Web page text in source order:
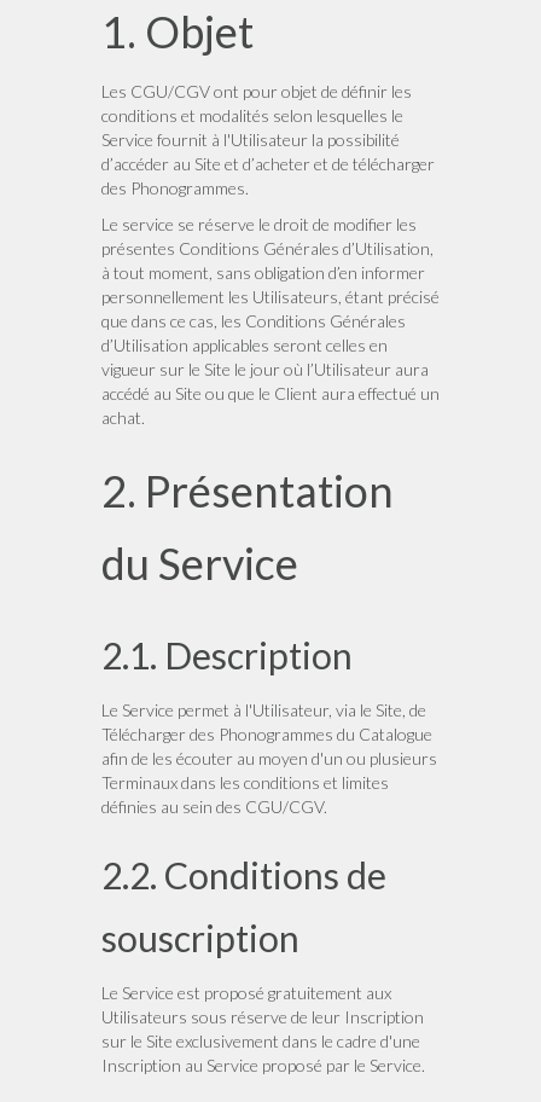
1. Objet
Les CGU/CGV ont pour objet de définir les
conditions et modalités selon lesquelles le
Service fournit à l'Utilisateur la possibilité
d’accéder au Site et d’acheter et de télécharger
des Phonogrammes.
Le service se réserve le droit de modifier les
présentes Conditions Générales d’Utilisation,
à tout moment, sans obligation d’en informer
personnellement les Utilisateurs, étant précisé
que dans ce cas, les Conditions Générales
d’Utilisation applicables seront celles en
vigueur sur le Site le jour où l’Utilisateur aura
accédé au Site ou que le Client aura effectué un
achat.
2. Présentation
du Service
2.1. Description
Le Service permet à l'Utilisateur, via le Site, de
Télécharger des Phonogrammes du Catalogue
afin de les écouter au moyen d'un ou plusieurs
Terminaux dans les conditions et limites
définies au sein des CGU/CGV.
2.2. Conditions de
souscription
Le Service est proposé gratuitement aux
Utilisateurs sous réserve de leur Inscription
sur le Site exclusivement dans le cadre d'une
Inscription au Service proposé par le Service.